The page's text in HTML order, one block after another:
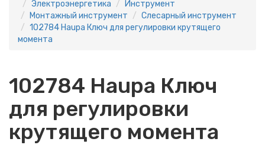
Электроэнергетика
Инструмент
Монтажный инструмент
Слесарный инструмент
102784 Haupa Ключ для регулировки крутящего
момента
102784 Haupa Ключ
для регулировки
крутящего момента